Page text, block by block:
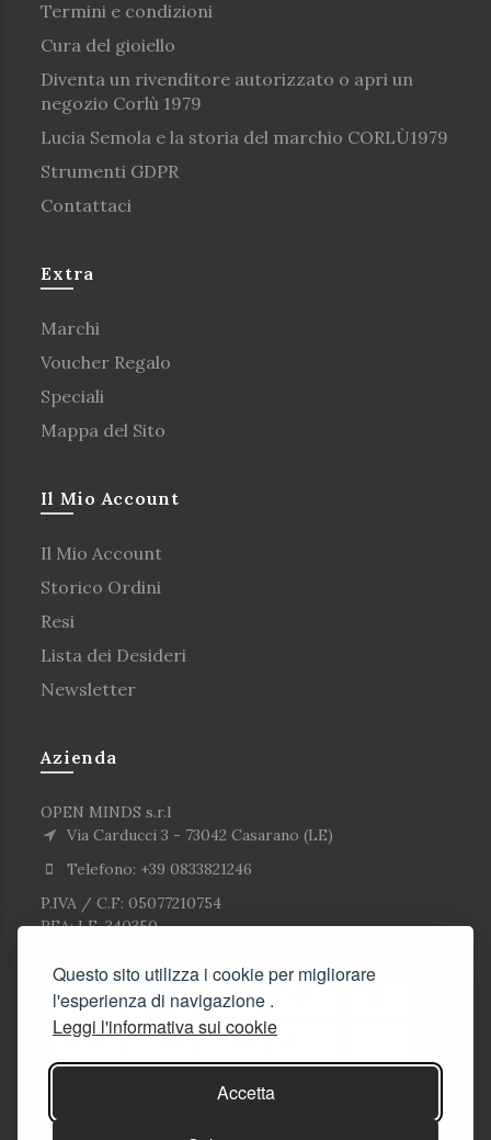
Questo sito utilizza i cookie per migliorare
l'esperienza di navigazione .
Leggi l'informativa sui cookie
Accetta
Termini e condizioni
Cura del gioiello
Diventa un rivenditore autorizzato o apri un
negozio Corlù 1979
Lucia Semola e la storia del marchio CORLÙ1979
Strumenti GDPR
Contattaci
Extra
Marchi
Voucher Regalo
Speciali
Mappa del Sito
Il Mio Account
Il Mio Account
Storico Ordini
Resi
Lista dei Desideri
Newsletter
Azienda
OPEN MINDS s.r.l
Via Carducci 3 - 73042 Casarano (LE)
Telefono: +39 0833821246
P.IVA / C.F: 05077210754
REA: LE-340350